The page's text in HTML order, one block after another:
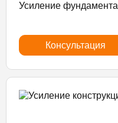
Усиление фундамента
Консультация